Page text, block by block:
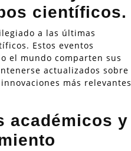
científicos.
a las últimas
Estos eventos
el mundo comparten sus
actualizados sobre
más relevantes
académicos y